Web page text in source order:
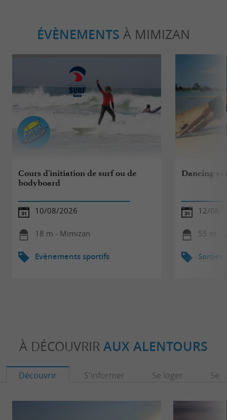
ÉVÈNEMENTS À MIMIZAN
Cours d'initiation de surf ou de
bodyboard
10/08/2026
18 m - Mimizan
Evènements sportifs
Dancing
12/08/
55 m -
Sorties
À DÉCOUVRIR AUX ALENTOURS
Découvrir S'informer Se loger Se